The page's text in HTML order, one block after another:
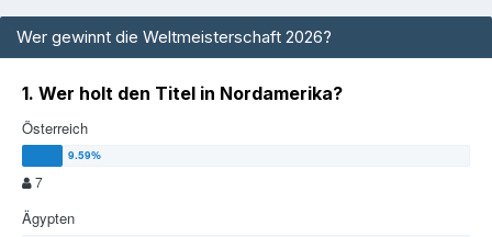
Wer gewinnt die Weltmeisterschaft 2026?
1. Wer holt den Titel in Nordamerika?
Österreich
7
Ägypten